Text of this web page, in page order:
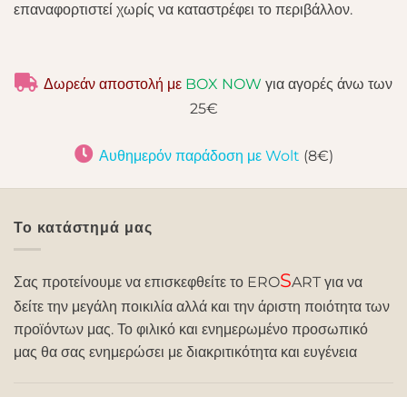
επαναφορτιστεί χωρίς να καταστρέφει το περιβάλλον.
Δωρεάν αποστολή με BOX NOW για αγορές άνω των
25€
Αυθημερόν παράδοση με Wolt (8€)
Το κατάστημά μας
Σας προτείνουμε να επισκεφθείτε το EROSART για να
δείτε την μεγάλη ποικιλία αλλά και την άριστη ποιότητα των
προϊόντων μας. Το φιλικό και ενημερωμένο προσωπικό
μας θα σας ενημερώσει με διακριτικότητα και ευγένεια